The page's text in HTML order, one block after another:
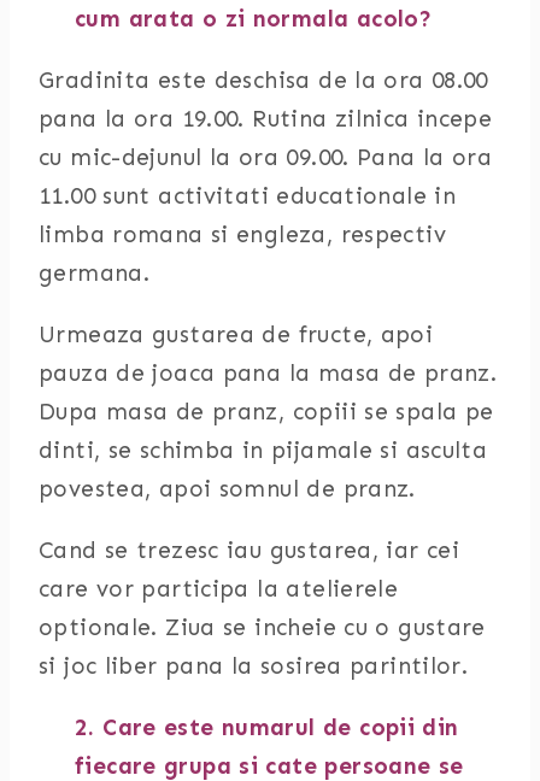
cum arata o zi normala acolo?
Gradinita este deschisa de la ora 08.00
pana la ora 19.00. Rutina zilnica incepe
cu mic-dejunul la ora 09.00. Pana la ora
11.00 sunt activitati educationale in
limba romana si engleza, respectiv
germana.
Urmeaza gustarea de fructe, apoi
pauza de joaca pana la masa de pranz.
Dupa masa de pranz, copiii se spala pe
dinti, se schimba in pijamale si asculta
povestea, apoi somnul de pranz.
Cand se trezesc iau gustarea, iar cei
care vor participa la atelierele
optionale. Ziua se incheie cu o gustare
si joc liber pana la sosirea parintilor.
2. Care este numarul de copii din
fiecare grupa si cate persoane se